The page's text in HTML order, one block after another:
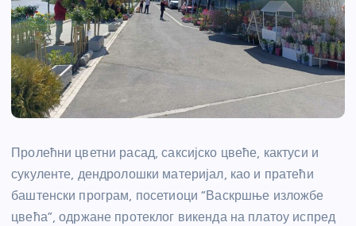
Пролећни цветни расад, саксијско цвеће, кактуси и
сукуленте, дендролошки материјал, као и пратећи
баштенски програм, посетиоци “Васкршње изложбе
цвећа”, одржане протеклог викенда на платоу испред